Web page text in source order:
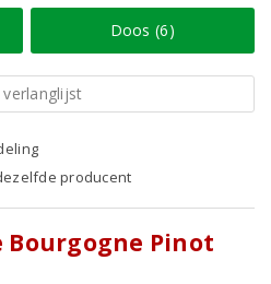
Doos (6)
verlanglijst
producent
Bourgogne Pinot